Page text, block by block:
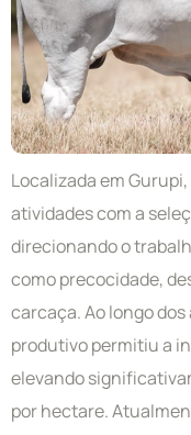
Localizada em
atividades com a
direcionando o
como precocidade,
carcaça. Ao longo
produtivo permitiu a
elevando
por hectare.